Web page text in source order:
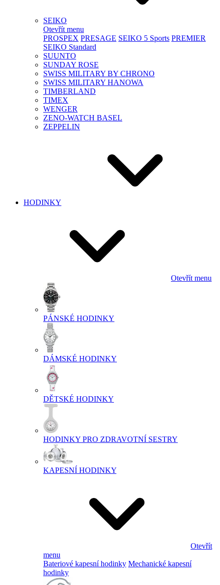
SEIKO
Otevřít menu
PROSPEX PRESAGE SEIKO 5 Sports PREMIER
SEIKO Standard
SUUNTO
SUNDAY ROSE
SWISS MILITARY BY CHRONO
SWISS MILITARY HANOWA
TIMBERLAND
TIMEX
WENGER
ZENO-WATCH BASEL
ZEPPELIN
HODINKY
Otevřít menu
PÁNSKÉ HODINKY
DÁMSKÉ HODINKY
DĚTSKÉ HODINKY
HODINKY PRO ZDRAVOTNÍ SESTRY
KAPESNÍ HODINKY
Otevřít
menu
Bateriové kapesní hodinky Mechanické kapesní
hodinky